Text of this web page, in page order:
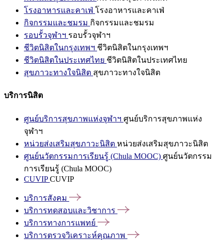
โรงอาหารและคาเฟ่ โรงอาหารและคาเฟ่
กิจกรรมและชมรม กิจกรรมและชมรม
รอบรั้วจุฬาฯ รอบรั้วจุฬาฯ
ชีวิตนิสิตในกรุงเทพฯ ชีวิตนิสิตในกรุงเทพฯ
ชีวิตนิสิตในประเทศไทย ชีวิตนิสิตในประเทศไทย
สุขภาวะทางใจนิสิต สุขภาวะทางใจนิสิต
บริการนิสิต
ศูนย์บริการสุขภาพแห่งจุฬาฯ ศูนย์บริการสุขภาพแห่ง
จุฬาฯ
หน่วยส่งเสริมสุขภาวะนิสิต หน่วยส่งเสริมสุขภาวะนิสิต
ศูนย์นวัตกรรมการเรียนรู้ (Chula MOOC) ศูนย์นวัตกรรม
การเรียนรู้ (Chula MOOC)
CUVIPCUVIP
บริการสังคม
บริการทดสอบและวิชาการ
บริการทางการแพทย์
บริการตรวจวิเคราะห์คุณภาพ